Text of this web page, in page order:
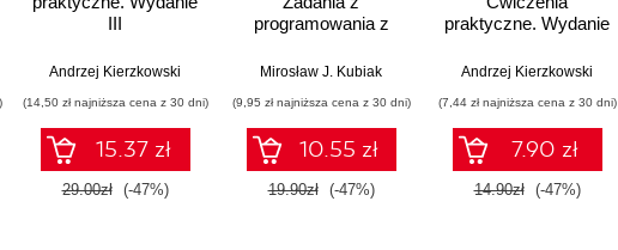
III
Andrzej Kierzkowski
(14,50 zł najniższa cena z 30 dni)
15.37 zł
29.00zł (-47%)
programowania z
rozwiązaniami
Mirosław J. Kubiak
(9,95 zł najniższa cena z 30 dni)
10.55 zł
19.90zł (-47%)
praktyczne. Wydanie
Andrzej Kierzkowski
(7,44 zł najniższa cena z 30 dni)
7.90 zł
14.90zł (-47%)